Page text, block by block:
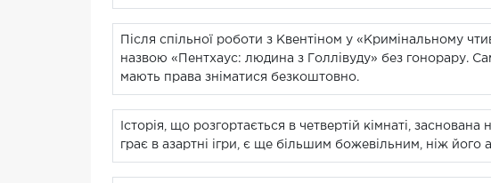
Після спільної роботи з Квентіном у «Кримінальному
назвою «Пентхаус: людина з Голлівуду» без гонорару.
мають права зніматися безкоштовно.
Історія, що розгортається в четвертій кімнаті,
грає в азартні ігри, є ще більшим божевільним, ніж його